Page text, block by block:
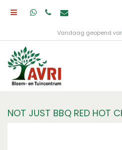
Vandaag geopend
NOT JUST BBQ RED HOT